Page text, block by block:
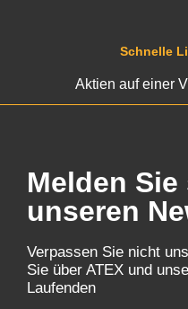
Schnelle
Aktien auf einer
Melden
unseren
Verpassen Sie nicht
Sie über ATEX und
Laufenden